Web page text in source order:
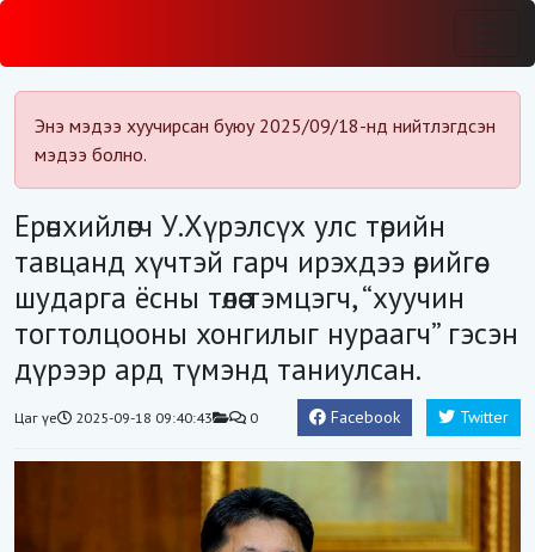
Энэ мэдээ хуучирсан буюу 2025/09/18-нд нийтлэгдсэн
мэдээ болно.
Ерөнхийлөгч У.Хүрэлсүх улс төрийн
тавцанд хүчтэй гарч ирэхдээ өөрийгөө
шударга ёсны төлөө тэмцэгч, “хуучин
тогтолцооны хонгилыг нураагч” гэсэн
дүрээр ард түмэнд таниулсан.
Цаг үе 2025-09-18 09:40:43 0 Facebook Twitter